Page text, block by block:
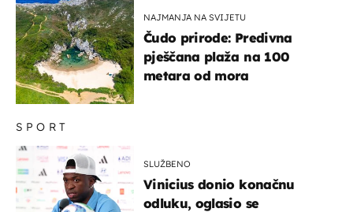
SPORT
SLUŽBENO
Vinicius donio konačnu
odluku, oglasio se
NAJMANJA NA SVIJETU
Čudo prirode: Predivna
pješčana plaža na 100
metara od mora